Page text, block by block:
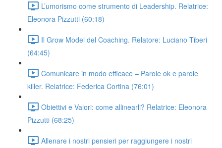
L’umorismo come strumento di Leadership. Relatrice:
Eleonora Pizzutti (60:18)
Il Grow Model del Coaching. Relatore: Luciano Tiberi
(64:45)
Comunicare in modo efficace – Parole ok e parole
killer. Relatrice: Federica Cortina (76:01)
Obiettivi e Valori: come allinearli? Relatrice: Eleonora
Pizzutti (68:25)
Allenare i nostri pensieri per raggiungere i nostri